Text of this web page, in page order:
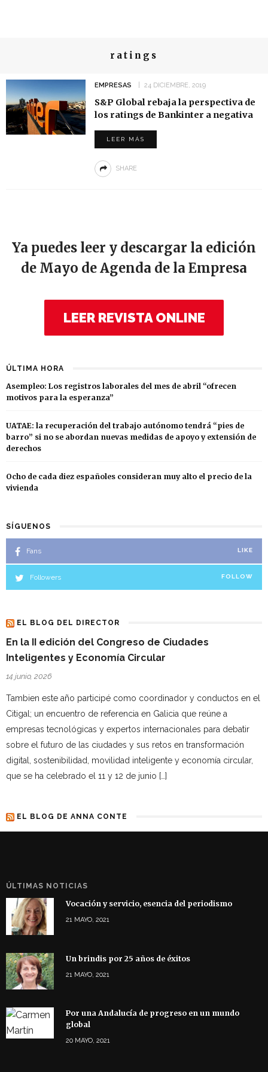
ratings
EMPRESAS 24 DICIEMBRE, 2019
S&P Global rebaja la perspectiva de
los ratings de Bankinter a negativa
LEER MÁS
SHARE
Ya puedes leer y descargar la edición
de Mayo de Agenda de la Empresa
LEER REVISTA ONLINE
ÚLTIMA HORA
Asempleo: Los registros laborales del mes de abril “ofrecen
motivos para la esperanza”
UATAE: la recuperación del trabajo autónomo tendrá “pies de
barro” si no se abordan nuevas medidas de apoyo y extensión de
derechos
Ocho de cada diez españoles consideran muy alto el precio de la
vivienda
SÍGUENOS
Fans LIKE
Followers FOLLOW
EL BLOG DEL DIRECTOR
En la II edición del Congreso de Ciudades
Inteligentes y Economía Circular
14 junio, 2026
Tambien este año participé como coordinador y conductos en el
Citigal; un encuentro de referencia en Galicia que reúne a
empresas tecnológicas y expertos internacionales para debatir
sobre el futuro de las ciudades y sus retos en transformación
digital, sostenibilidad, movilidad inteligente y economía circular,
que se ha celebrado el 11 y 12 de junio […]
EL BLOG DE ANNA CONTE
ÚLTIMAS NOTICIAS
Vocación y servicio, esencia del periodismo
21 MAYO, 2021
Un brindis por 25 años de éxitos
21 MAYO, 2021
Por una Andalucía de progreso en un mundo
global
20 MAYO, 2021